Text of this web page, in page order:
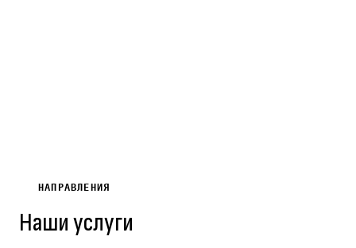
НАПРАВЛЕНИЯ
Наши услуги